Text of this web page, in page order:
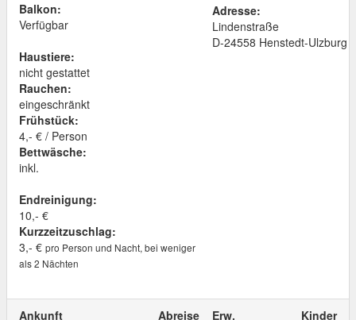
Balkon:
Verfügbar
Haustiere:
nicht gestattet
Rauchen:
eingeschränkt
Frühstück:
4,- € / Person
Bettwäsche:
inkl.
Endreinigung:
10,- €
Kurzzeitzuschlag:
3,- € pro Person und Nacht, bei weniger
als 2 Nächten
Adresse:
Lindenstraße
D-24558 Henstedt-Ulzburg
Ankunft Abreise Erw. Kinder